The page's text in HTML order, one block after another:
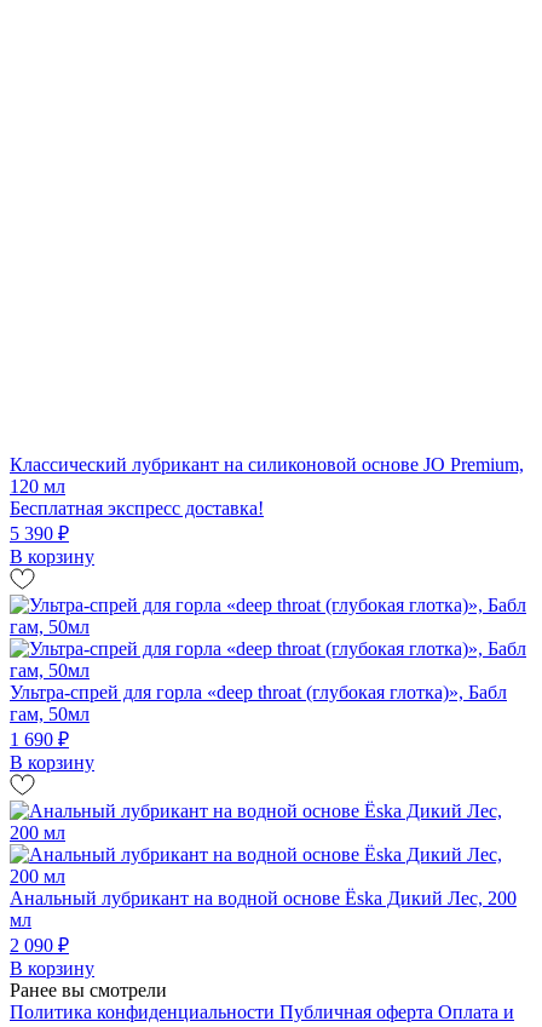
Классический лубрикант на силиконовой основе JO Premium,
120 мл
Бесплатная экспресс доставка!
5 390 ₽
В корзину
Ультра-спрей для горла «deep throat (глубокая глотка)», Бабл
гам, 50мл
1 690 ₽
В корзину
Анальный лубрикант на водной основе Ёska Дикий Лес, 200
мл
2 090 ₽
В корзину
Ранее вы смотрели
Политика конфиденциальности Публичная оферта Оплата и